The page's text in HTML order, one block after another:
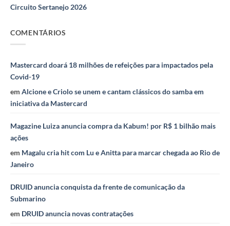
Circuito Sertanejo 2026
COMENTÁRIOS
Mastercard doará 18 milhões de refeições para impactados pela
Covid-19
em Alcione e Criolo se unem e cantam clássicos do samba em
iniciativa da Mastercard
Magazine Luiza anuncia compra da Kabum! por R$ 1 bilhão mais
ações
em Magalu cria hit com Lu e Anitta para marcar chegada ao Rio de
Janeiro
DRUID anuncia conquista da frente de comunicação da
Submarino
em DRUID anuncia novas contratações